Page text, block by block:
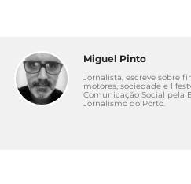
Miguel Pinto
Jornalista, escreve sobre
motores, sociedade e
Comunicação Social pela
Jornalismo do Porto.